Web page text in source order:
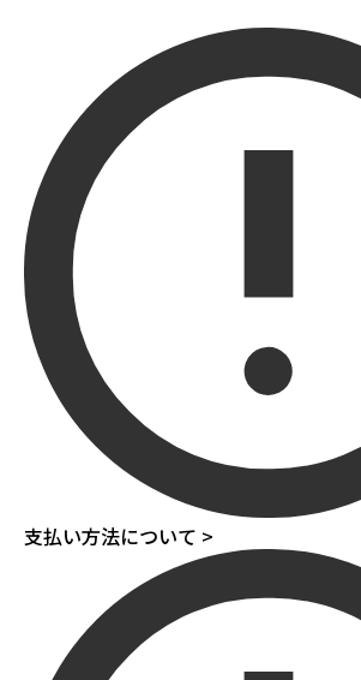
支払い方法について >